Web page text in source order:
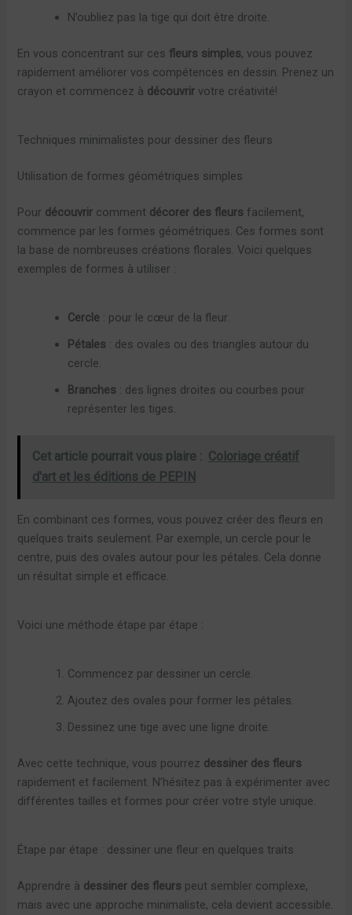
N’oubliez pas la tige qui doit être droite.
En vous concentrant sur ces fleurs simples, vous pouvez
rapidement améliorer vos compétences en dessin. Prenez un
crayon et commencez à découvrir votre créativité!
Techniques minimalistes pour dessiner des fleurs
Utilisation de formes géométriques simples
Pour découvrir comment décorer des fleurs facilement,
commence par les formes géométriques. Ces formes sont
la base de nombreuses créations florales. Voici quelques
exemples de formes à utiliser :
Cercle : pour le cœur de la fleur.
Pétales : des ovales ou des triangles autour du
cercle.
Branches : des lignes droites ou courbes pour
représenter les tiges.
Cet article pourrait vous plaire : Coloriage créatif
d'art et les éditions de PEPIN
En combinant ces formes, vous pouvez créer des fleurs en
quelques traits seulement. Par exemple, un cercle pour le
centre, puis des ovales autour pour les pétales. Cela donne
un résultat simple et efficace.
Voici une méthode étape par étape :
Commencez par dessiner un cercle.
Ajoutez des ovales pour former les pétales.
Dessinez une tige avec une ligne droite.
Avec cette technique, vous pourrez dessiner des fleurs
rapidement et facilement. N’hésitez pas à expérimenter avec
différentes tailles et formes pour créer votre style unique.
Étape par étape : dessiner une fleur en quelques traits
Apprendre à dessiner des fleurs peut sembler complexe,
mais avec une approche minimaliste, cela devient accessible.